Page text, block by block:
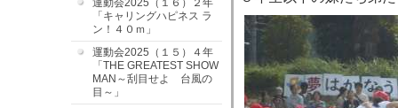
運動会2025（１６）２年
「キャリングハピネス ラ
ン！４０ｍ」
運動会2025（１５）４年
「THE GREATEST SHOW
MAN～刮目せよ 台風の
目～」